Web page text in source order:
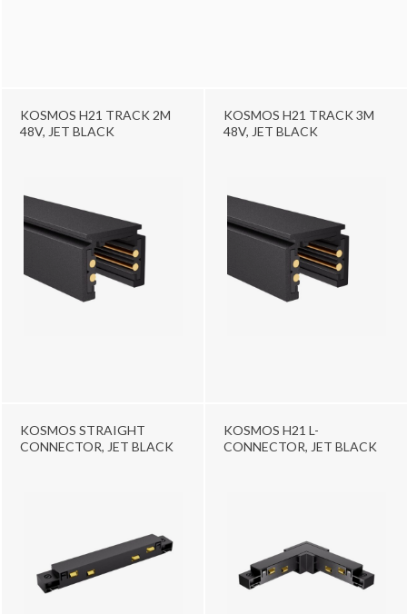
KOSMOS H21 TRACK 2M
48V, JET BLACK
KOSMOS H21 TRACK 3M
48V, JET BLACK
KOSMOS STRAIGHT
CONNECTOR, JET BLACK
KOSMOS H21 L-
CONNECTOR, JET BLACK